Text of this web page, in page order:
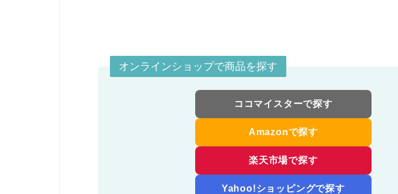
オンラインショップで商品を探す
ココマイスターで探す
Amazonで探す
楽天市場で探す
Yahoo!ショッピングで探す